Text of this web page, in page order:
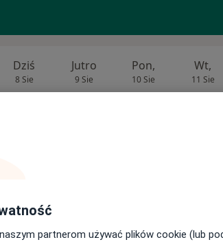
Dziś
8 Sie
Jutro
9 Sie
Pon,
10 Sie
Wt,
11 Sie
partnerom używać plików cookie (lub